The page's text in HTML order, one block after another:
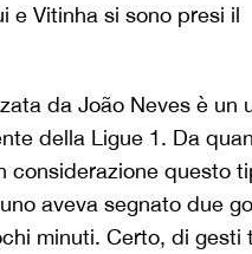
e Vitinha si sono presi il
da João Neves è un
della Ligue 1. Da
considerazione questo
aveva segnato due
minuti. Certo, di gesti